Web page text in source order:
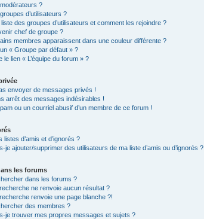
?
d’utilisateurs ?
des groupes d’utilisateurs et comment les rejoindre ?
chef de groupe ?
membres apparaissent dans une couleur différente ?
« Groupe par défaut » ?
le lien « L’équipe du forum » ?
envoyer de messages privés !
arrêt des messages indésirables !
ou un courriel abusif d’un membre de ce forum !
listes d’amis et d’ignorés ?
je ajouter/supprimer des utilisateurs de ma liste d’amis ou d’ignorés ?
les forums
dans les forums ?
ne renvoie aucun résultat ?
renvoie une page blanche ?!
des membres ?
je trouver mes propres messages et sujets ?